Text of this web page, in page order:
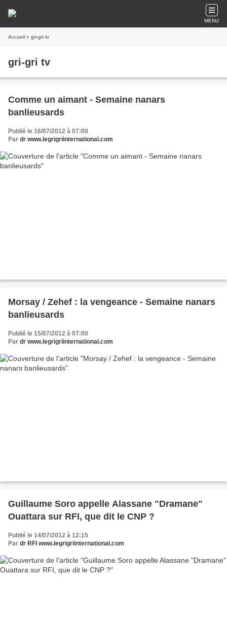
MENU
Accueil » gri-gri tv
gri-gri tv
Comme un aimant - Semaine nanars
banlieusards
Publié le 16/07/2012 à 07:00
Par dr www.legrigriinternational.com
Morsay / Zehef : la vengeance - Semaine nanars
banlieusards
Publié le 15/07/2012 à 07:00
Par dr www.legrigriinternational.com
Guillaume Soro appelle Alassane "Dramane"
Ouattara sur RFI, que dit le CNP ?
Publié le 14/07/2012 à 12:15
Par dr RFI www.legrigriinternational.com